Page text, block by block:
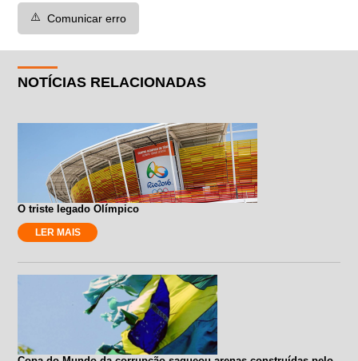
⚠️ Comunicar erro
NOTÍCIAS RELACIONADAS
O triste legado Olímpico
LER MAIS